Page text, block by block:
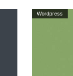
Wordpress